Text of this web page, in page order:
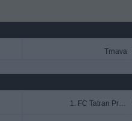
Trnava
1. FC Tatran Prešov